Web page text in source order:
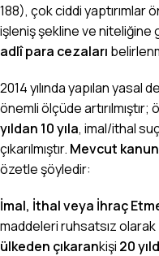
188), çok ciddi yaptırımlar
işleniş şekline ve niteliğine
adlî para cezaları
2014 yılında yapılan yasal
önemli ölçüde
yıldan 10 yıla, imal/ithal
çıkarılmıştır. Mevcut
özetle şöyledir:
İmal, İthal veya İhraç
maddeleri ruhsatsız olarak
ülkeden çıkarankişi 20